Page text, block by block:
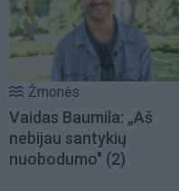
Žmonės
Vaidas Baumila: „Aš
nebijau santykių
nuobodumo" (2)